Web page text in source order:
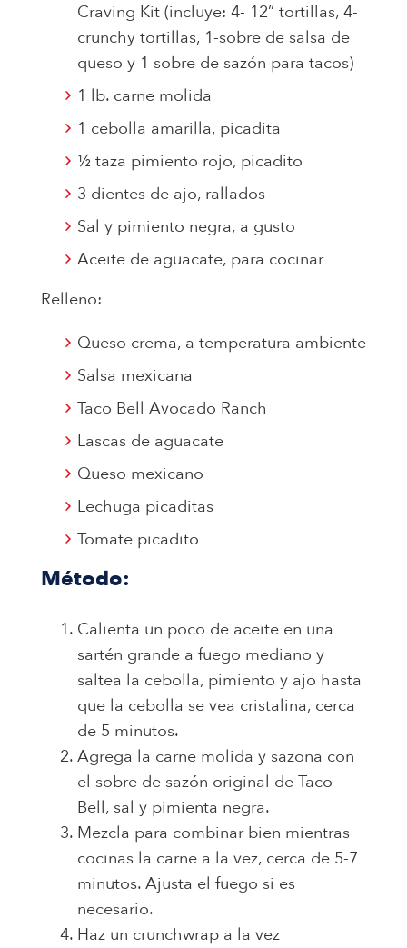
Craving Kit (incluye: 4- 12” tortillas, 4-
crunchy tortillas, 1-sobre de salsa de
queso y 1 sobre de sazón para tacos)
1 lb. carne molida
1 cebolla amarilla, picadita
½ taza pimiento rojo, picadito
3 dientes de ajo, rallados
Sal y pimiento negra, a gusto
Aceite de aguacate, para cocinar
Relleno:
Queso crema, a temperatura ambiente
Salsa mexicana
Taco Bell Avocado Ranch
Lascas de aguacate
Queso mexicano
Lechuga picaditas
Tomate picadito
Método:
Calienta un poco de aceite en una
sartén grande a fuego mediano y
saltea la cebolla, pimiento y ajo hasta
que la cebolla se vea cristalina, cerca
de 5 minutos.
Agrega la carne molida y sazona con
el sobre de sazón original de Taco
Bell, sal y pimienta negra.
Mezcla para combinar bien mientras
cocinas la carne a la vez, cerca de 5-7
minutos. Ajusta el fuego si es
necesario.
Haz un crunchwrap a la vez